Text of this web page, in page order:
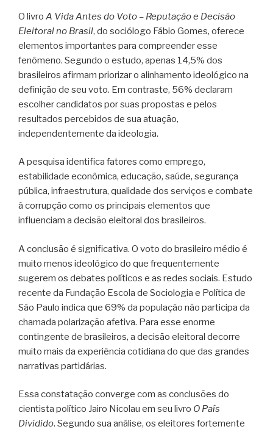
O livro A Vida Antes do Voto – Reputação e Decisão
Eleitoral no Brasil, do sociólogo Fábio Gomes, oferece
elementos importantes para compreender esse
fenômeno. Segundo o estudo, apenas 14,5% dos
brasileiros afirmam priorizar o alinhamento ideológico na
definição de seu voto. Em contraste, 56% declaram
escolher candidatos por suas propostas e pelos
resultados percebidos de sua atuação,
independentemente da ideologia.
A pesquisa identifica fatores como emprego,
estabilidade econômica, educação, saúde, segurança
pública, infraestrutura, qualidade dos serviços e combate
à corrupção como os principais elementos que
influenciam a decisão eleitoral dos brasileiros.
A conclusão é significativa. O voto do brasileiro médio é
muito menos ideológico do que frequentemente
sugerem os debates políticos e as redes sociais. Estudo
recente da Fundação Escola de Sociologia e Política de
São Paulo indica que 69% da população não participa da
chamada polarização afetiva. Para esse enorme
contingente de brasileiros, a decisão eleitoral decorre
muito mais da experiência cotidiana do que das grandes
narrativas partidárias.
Essa constatação converge com as conclusões do
cientista político Jairo Nicolau em seu livro O País
Dividido. Segundo sua análise, os eleitores fortemente